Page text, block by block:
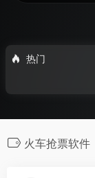
热门
火车抢票软件